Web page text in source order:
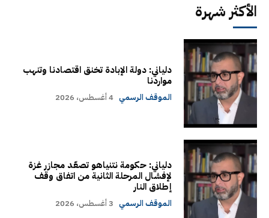
الأكثر شهرة
دلياني: دولة الإبادة تخنق اقتصادنا وتنهب
مواردنا
الموقف الرسمي 4 أغسطس، 2026
دلياني: حكومة نتنياهو تصعّد مجازر غزة
لإفشال المرحلة الثانية من اتفاق وقف
إطلاق النار
الموقف الرسمي 3 أغسطس، 2026